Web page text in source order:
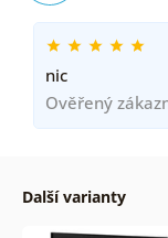
nic
Ověřený
Další varianty